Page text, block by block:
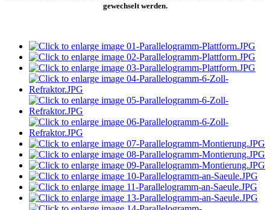
gewechselt werden.